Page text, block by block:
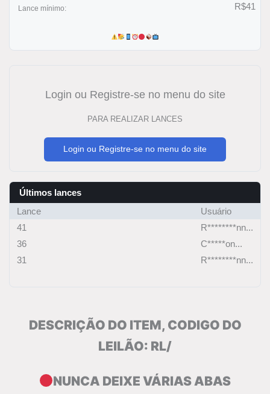
Lance mínimo: R$41
Login ou Registre-se no menu do site
PARA REALIZAR LANCES
Login ou Registre-se no menu do site
Últimos lances
Lance
Usuário
41
R********nn...
36
C*****on...
31
R********nn...
DESCRIÇÃO DO ITEM, CODIGO DO
LEILÃO: RL/
NUNCA DEIXE VÁRIAS ABAS